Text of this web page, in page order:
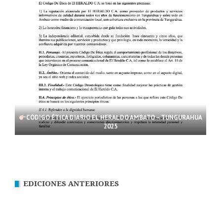
CÓDIGO ÉTICA DIARIO EL HERALDO AMBATO – TUNGURAHUA
2025
EDICIONES ANTERIORES